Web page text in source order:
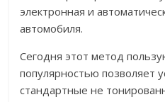
электронная и
автомобиля.
Сегодня этот метод
популярностью позволяет
стандартные не